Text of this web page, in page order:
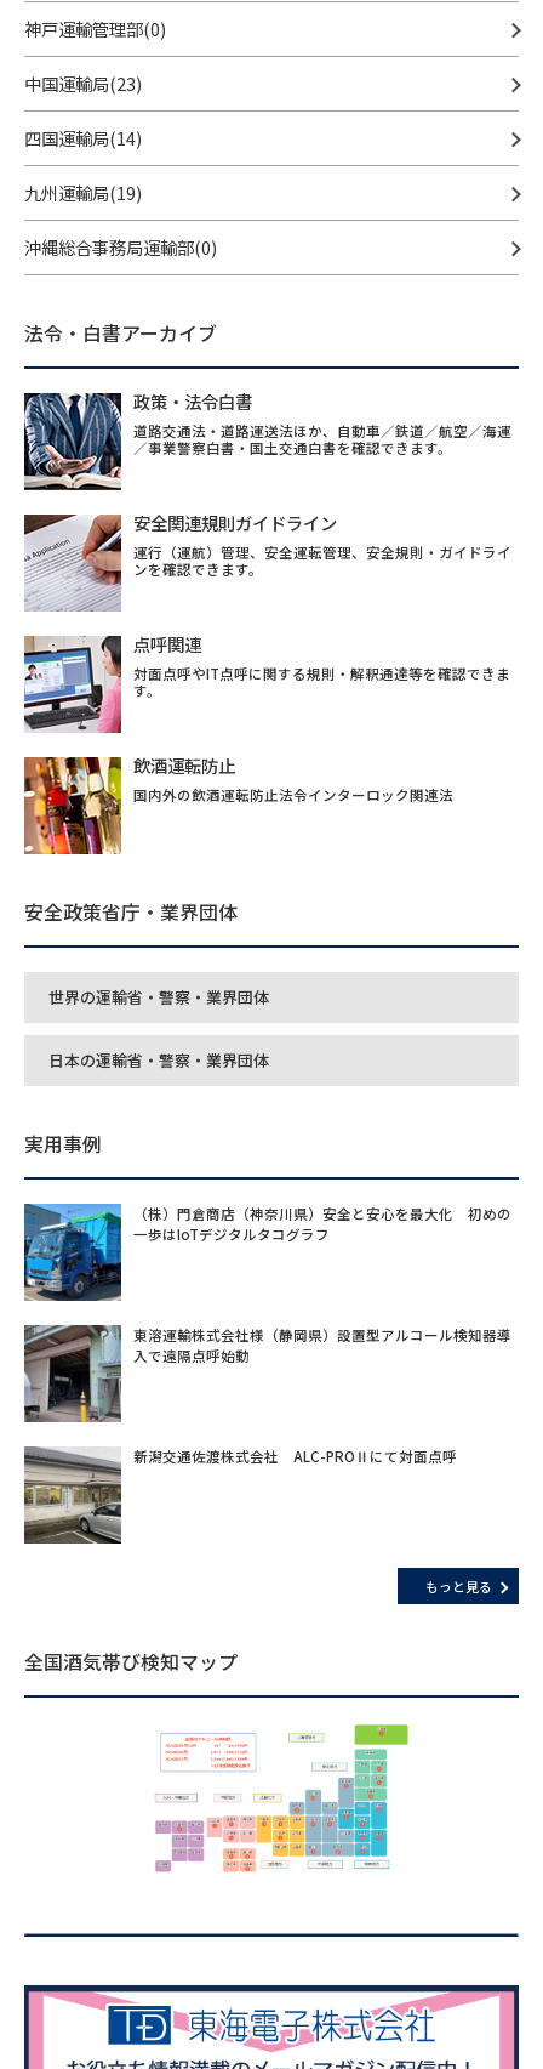
神戸運輸管理部(0)
中国運輸局(23)
四国運輸局(14)
九州運輸局(19)
沖縄総合事務局運輸部(0)
法令・白書アーカイブ
政策・法令白書
道路交通法・道路運送法ほか、自動車／鉄道／航空／海運
／事業警察白書・国土交通白書を確認できます。
安全関連規則ガイドライン
運行（運航）管理、安全運転管理、安全規則・ガイドライ
ンを確認できます。
点呼関連
対面点呼やIT点呼に関する規則・解釈通達等を確認できま
す。
飲酒運転防止
国内外の飲酒運転防止法令インターロック関連法
安全政策省庁・業界団体
世界の運輸省・警察・業界団体
日本の運輸省・警察・業界団体
実用事例
（株）門倉商店（神奈川県）安全と安心を最大化 初めの
一歩はIoTデジタルタコグラフ
東溶運輸株式会社様（静岡県）設置型アルコール検知器導
入で遠隔点呼始動
新潟交通佐渡株式会社 ALC-PROⅡにて対面点呼
もっと見る
全国酒気帯び検知マップ